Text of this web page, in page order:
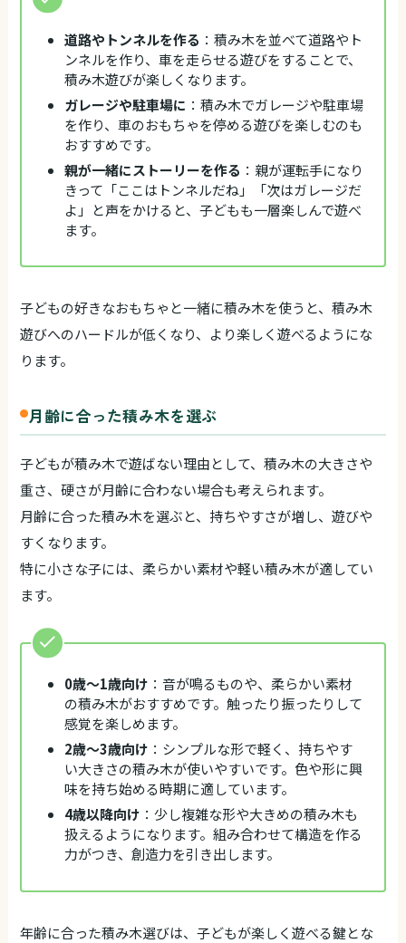
道路やトンネルを作る ：積み木を並べて道路やト
ンネルを作り、車を走らせる遊びをすることで、
積み木遊びが楽しくなります。
ガレージや駐車場に ：積み木でガレージや駐車場
を作り、車のおもちゃを停める遊びを楽しむのも
おすすめです。
親が一緒にストーリーを作る ：親が運転手になり
きって「ここはトンネルだね」「次はガレージだ
よ」と声をかけると、子どもも一層楽しんで遊べ
ます。
子どもの好きなおもちゃと一緒に積み木を使うと、積み木
遊びへのハードルが低くなり、より楽しく遊べるようにな
ります。
月齢に合った積み木を選ぶ
子どもが積み木で遊ばない理由として、積み木の大きさや
重さ、硬さが月齢に合わない場合も考えられます。
月齢に合った積み木を選ぶと、持ちやすさが増し、遊びや
すくなります。
特に小さな子には、柔らかい素材や軽い積み木が適してい
ます。
0歳〜1歳向け ：音が鳴るものや、柔らかい素材
の積み木がおすすめです。触ったり振ったりして
感覚を楽しめます。
2歳〜3歳向け ：シンプルな形で軽く、持ちやす
い大きさの積み木が使いやすいです。色や形に興
味を持ち始める時期に適しています。
4歳以降向け ：少し複雑な形や大きめの積み木も
扱えるようになります。組み合わせて構造を作る
力がつき、創造力を引き出します。
年齢に合った積み木選びは、子どもが楽しく遊べる鍵とな